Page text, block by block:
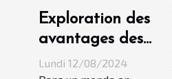
Exploration des
avantages des
assistants
Lundi 12/08/2024